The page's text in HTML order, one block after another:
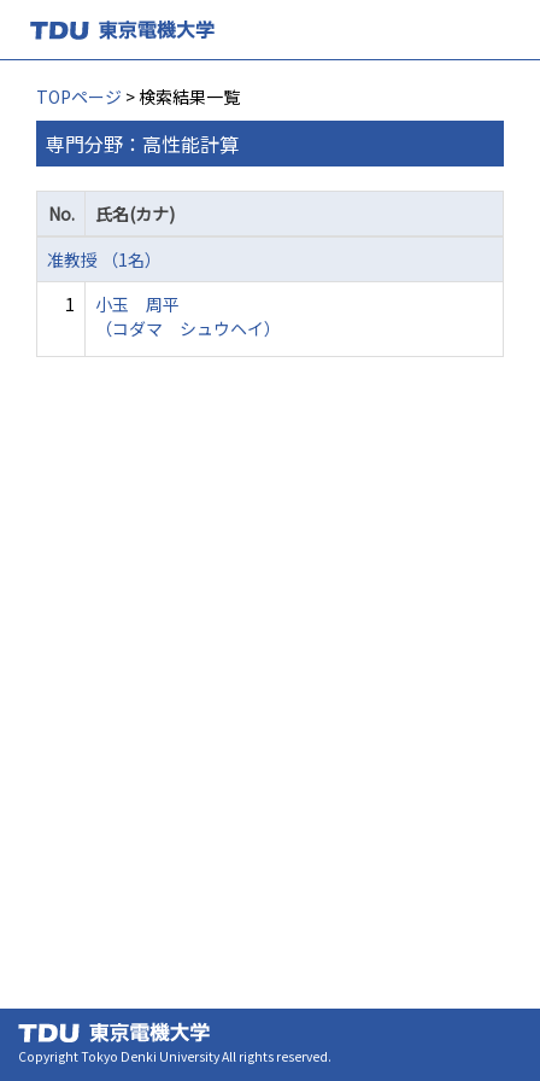
TOPページ > 検索結果一覧
専門分野：高性能計算
No.
氏名(カナ)
准教授 （1名）
1
小玉 周平
（コダマ シュウヘイ）
Copyright Tokyo Denki University All rights reserved.